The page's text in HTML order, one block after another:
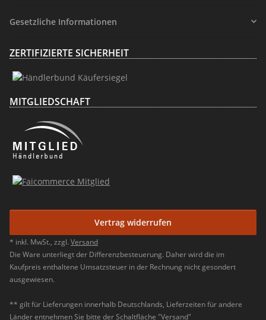
Gesetzliche Informationen
ZERTIFIZIERTE SICHERHEIT
MITGLIEDSCHAFT
Vertrag widerrufen
* inkl. MwSt., zzgl. Versand
Die Ware unterliegt der Differenzbesteuerung. Daher wird die im
Kaufpreis enthaltene Umsatzsteuer in der Rechnung nicht gesondert
ausgewiesen.
** gilt für Lieferungen innerhalb Deutschlands, Lieferzeiten für andere
Länder entnehmen Sie bitte der Schaltfläche "Versand"